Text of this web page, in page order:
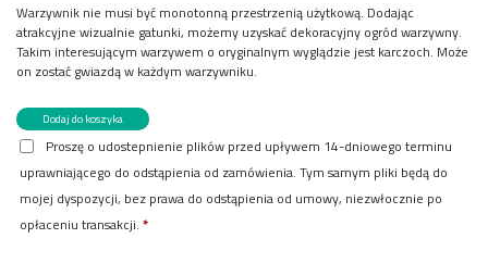
Warzywnik nie musi być monotonną przestrzenią użytkową. Dodając
atrakcyjne wizualnie gatunki, możemy uzyskać dekoracyjny ogród warzywny.
Takim interesującym warzywem o oryginalnym wyglądzie jest karczoch. Może
on zostać gwiazdą w każdym warzywniku.
ilość
Mój
Ogródek
10/2025
e-
wydanie
Dodaj do koszyka
Proszę o udostepnienie plików przed upływem 14-dniowego terminu
uprawniającego do odstąpienia od zamówienia. Tym samym pliki będą do
mojej dyspozycji, bez prawa do odstąpienia od umowy, niezwłocznie po
opłaceniu transakcji. *